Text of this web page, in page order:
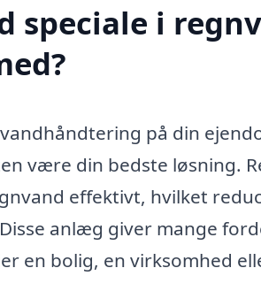
speciale i
på din
være din bedste løsning.
effektivt, hvilket
anlæg giver mange
en bolig, en virksomhed